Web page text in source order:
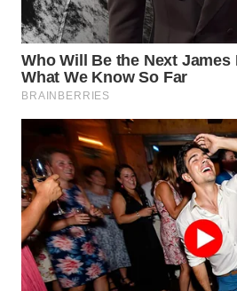
WN
PAKPAK
WN
KARAWANG
WN
BEKASI
WN
BOGOR
WN